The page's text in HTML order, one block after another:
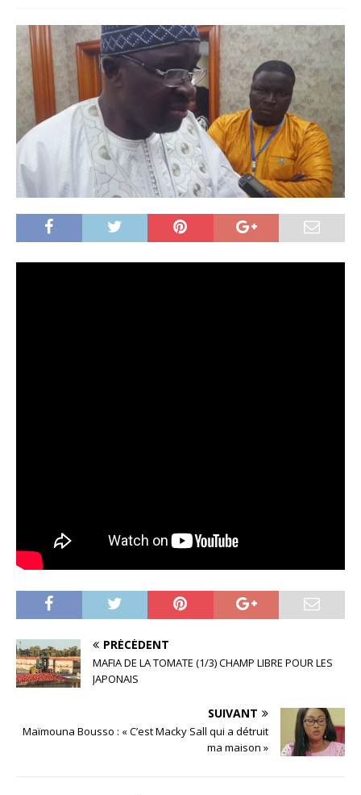
PRÉCÉDENT
MAFIA DE LA TOMATE (1/3) CHAMP LIBRE POUR LES
JAPONAIS
SUIVANT
Maïmouna Bousso : « C’est Macky Sall qui a détruit
ma maison »